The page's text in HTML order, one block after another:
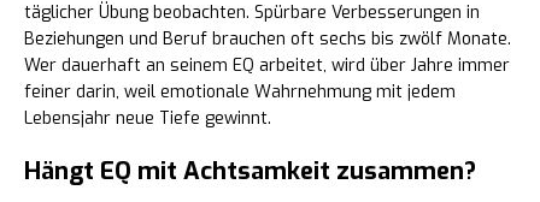
täglicher Übung beobachten. Spürbare Verbesserungen in
Beziehungen und Beruf brauchen oft sechs bis zwölf Monate.
Wer dauerhaft an seinem EQ arbeitet, wird über Jahre immer
feiner darin, weil emotionale Wahrnehmung mit jedem
Lebensjahr neue Tiefe gewinnt.
Hängt EQ mit Achtsamkeit zusammen?